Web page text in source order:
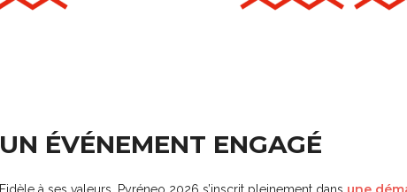
UN ÉVÉNEMENT ENGAGÉ
Fidèle à ses valeurs, Pyréneo 2026 s’inscrit pleinement dans